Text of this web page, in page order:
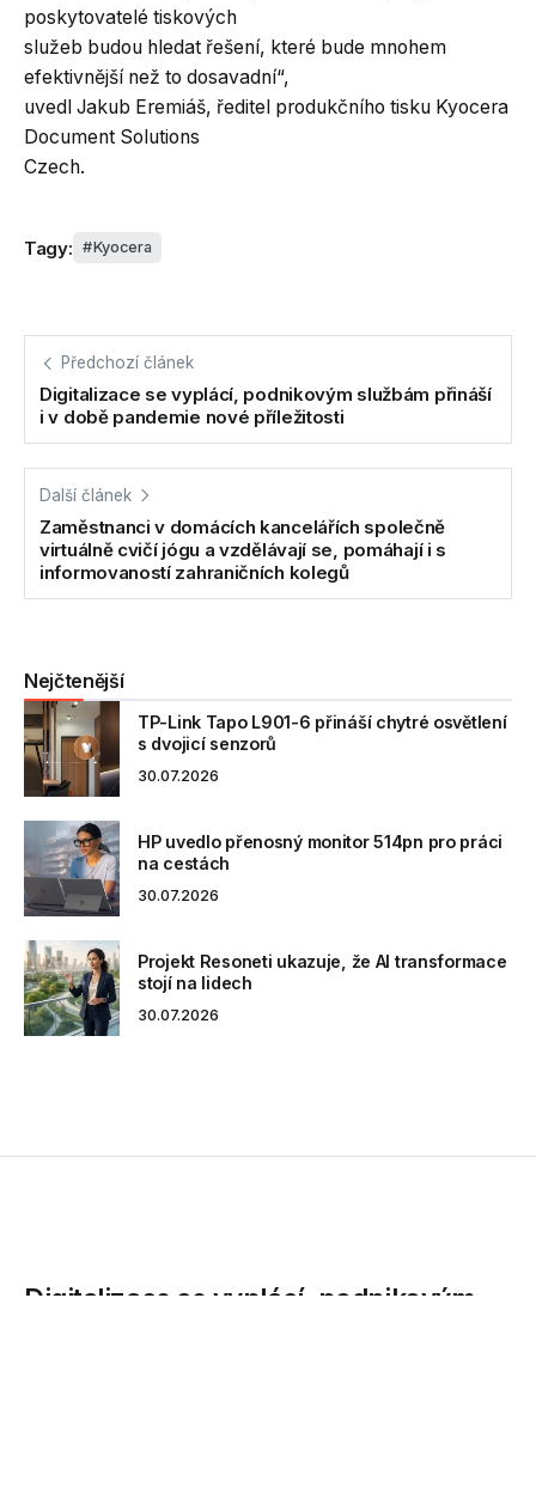
poskytovatelé tiskových
služeb budou hledat řešení, které bude mnohem
efektivnější než to dosavadní“,
uvedl Jakub Eremiáš, ředitel produkčního tisku Kyocera
Document Solutions
Czech.
Tagy: Kyocera
Předchozí článek
Digitalizace se vyplácí, podnikovým službám přináší
i v době pandemie nové příležitosti
Další článek
Zaměstnanci v domácích kancelářích společně
virtuálně cvičí jógu a vzdělávají se, pomáhají i s
informovaností zahraničních kolegů
Nejčtenější
TP-Link Tapo L901-6 přináší chytré osvětlení
s dvojicí senzorů
30.07.2026
HP uvedlo přenosný monitor 514pn pro práci
na cestách
30.07.2026
Projekt Resoneti ukazuje, že AI transformace
stojí na lidech
30.07.2026
Digitalizace se vyplácí, podnikovým